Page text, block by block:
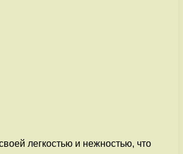
легкостью и нежностью, что